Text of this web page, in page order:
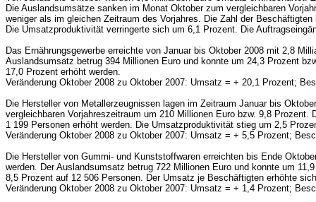
Die Auslandsumsätze sanken im Monat Oktober zum vergleichbaren
weniger als im gleichen Zeitraum des Vorjahres. Die Zahl der
Die Umsatzproduktivität verringerte sich um 6,1 Prozent. Die
Das Ernährungsgewerbe erreichte von Januar bis Oktober 2008 mit 2,8
Auslandsumsatz betrug 394 Millionen Euro und konnte um 24,3 Prozent
17,0 Prozent erhöht werden.
Veränderung Oktober 2008 zu Oktober 2007: Umsatz = + 20,1 Prozent;
Die Hersteller von Metallerzeugnissen lagen im Zeitraum Januar bis
vergleichbaren Vorjahreszeitraum um 210 Millionen Euro bzw. 9,8
1 199 Personen erhöht werden. Die Umsatzproduktivität stieg um 2,5
Veränderung Oktober 2008 zu Oktober 2007: Umsatz = + 5,5 Prozent;
Die Hersteller von Gummi- und Kunststoffwaren erreichten bis Ende
werden. Der Auslandsumsatz betrug 722 Millionen Euro und konnte um
8,5 Prozent auf 12 506 Personen. Der Umsatz je Beschäftigten erhöhte
Veränderung Oktober 2008 zu Oktober 2007: Umsatz = + 1,4 Prozent;